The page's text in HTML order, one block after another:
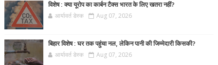
विशेष : क्या यूरोप का कार्बन टैक्स भारत के लिए खतरा नहीं?
आर्यावर्त डेस्क Aug 07, 2026
बिहार विशेष : घर तक पहुंचा नल, लेकिन पानी की जिम्मेदारी किसकी?
आर्यावर्त डेस्क Aug 07, 2026